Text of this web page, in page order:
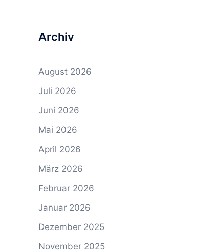
Archiv
August 2026
Juli 2026
Juni 2026
Mai 2026
April 2026
März 2026
Februar 2026
Januar 2026
Dezember 2025
November 2025